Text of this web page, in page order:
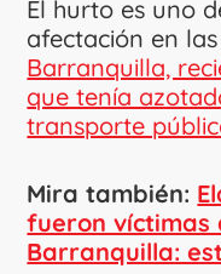
El hurto es uno
afectación en
Barranquilla,
que tenía
transporte
Mira también:
fueron víctimas
Barranquilla: